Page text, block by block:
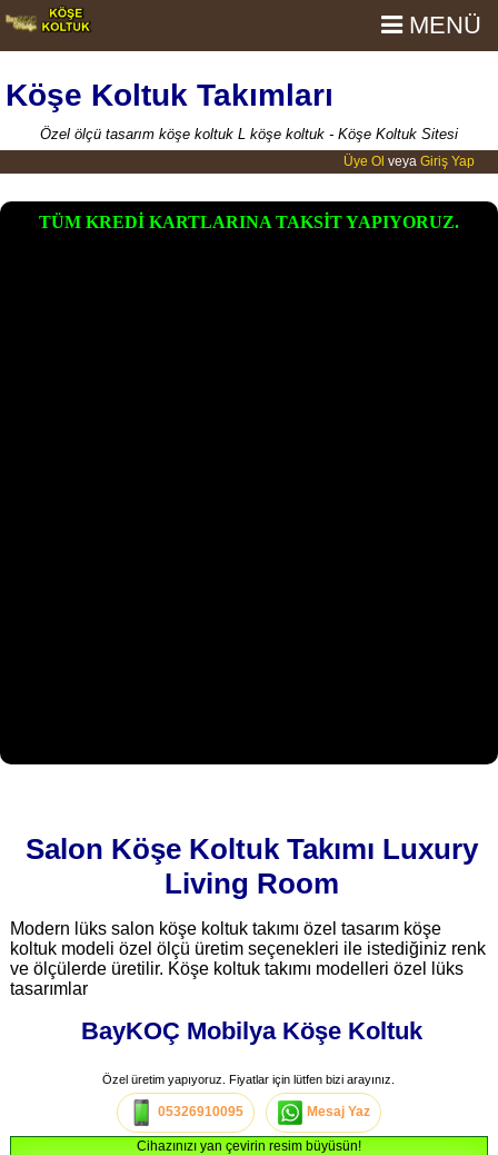
Köşe Koltuk Takımları
MENÜ
Özel ölçü tasarım köşe koltuk L köşe koltuk - Köşe Koltuk Sitesi
Üye Ol veya Giriş Yap
TÜM KREDİ KARTLARINA TAKSİT YAPIYORUZ.
Salon Köşe Koltuk Takımı Luxury
Living Room
Modern lüks salon köşe koltuk takımı özel tasarım köşe
koltuk modeli özel ölçü üretim seçenekleri ile istediğiniz renk
ve ölçülerde üretilir. Köşe koltuk takımı modelleri özel lüks
tasarımlar
BayKOÇ Mobilya Köşe Koltuk
Özel üretim yapıyoruz. Fiyatlar için lütfen bizi arayınız.
05326910095 Mesaj Yaz
Cihazınızı yan çevirin resim büyüsün!